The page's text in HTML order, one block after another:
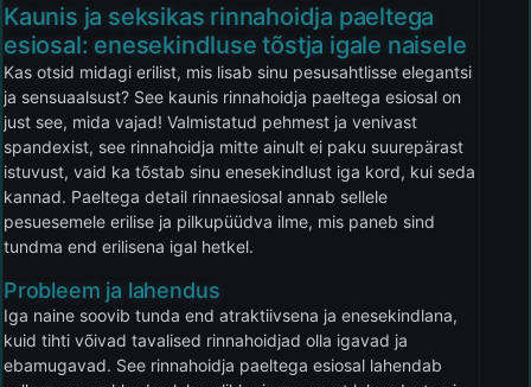
Kaunis ja seksikas rinnahoidja paeltega
esiosal: enesekindluse tõstja igale naisele
Kas otsid midagi erilist, mis lisab sinu pesusahtlisse elegantsi
ja sensuaalsust? See kaunis rinnahoidja paeltega esiosal on
just see, mida vajad! Valmistatud pehmest ja venivast
spandexist, see rinnahoidja mitte ainult ei paku suurepärast
istuvust, vaid ka tõstab sinu enesekindlust iga kord, kui seda
kannad. Paeltega detail rinnaesiosal annab sellele
pesuesemele erilise ja pilkupüüdva ilme, mis paneb sind
tundma end erilisena igal hetkel.
Probleem ja lahendus
Iga naine soovib tunda end atraktiivsena ja enesekindlana,
kuid tihti võivad tavalised rinnahoidjad olla igavad ja
ebamugavad. See rinnahoidja paeltega esiosal lahendab